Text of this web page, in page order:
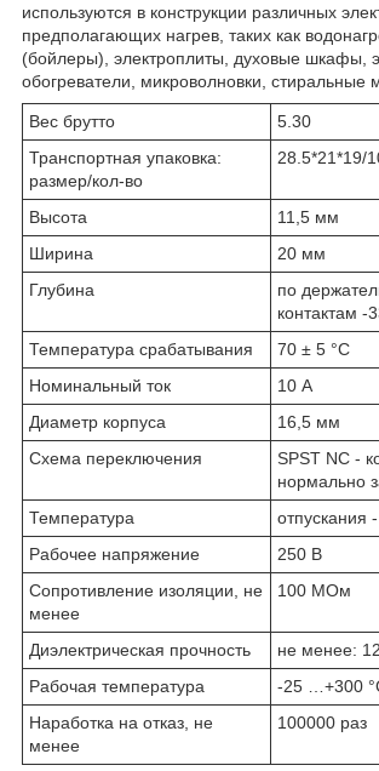
используются в конструкции различных
предполагающих нагрев, таких как
(бойлеры), электроплиты, духовые шкафы,
обогреватели, микроволновки, стиральные
Вес брутто
5.30
Транспортная упаковка:
размер/кол-во
28.5*21*19/
Высота
11,5 мм
Ширина
20 мм
Глубина
по
контактам -
Температура срабатывания
70 ± 5 °С
Номинальный ток
10 А
Диаметр корпуса
16,5 мм
Схема переключения
SPST NC -
нормально
Температура
отпускания
Рабочее напряжение
250 В
Сопротивление изоляции, не
менее
100 МОм
Диэлектрическая прочность
не менее:
Рабочая температура
-25 …+300
Наработка на отказ, не
менее
100000 раз